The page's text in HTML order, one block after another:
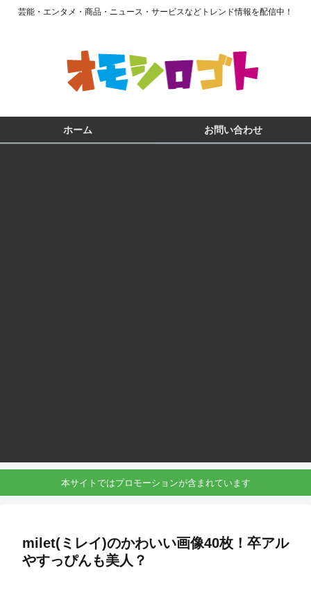
芸能・エンタメ・商品・ニュース・サービスなどトレンド情報を配信中！
ホーム お問い合わせ
本サイトではプロモーションが含まれています
milet(ミレイ)のかわいい画像40枚！卒アル
やすっぴんも美人？